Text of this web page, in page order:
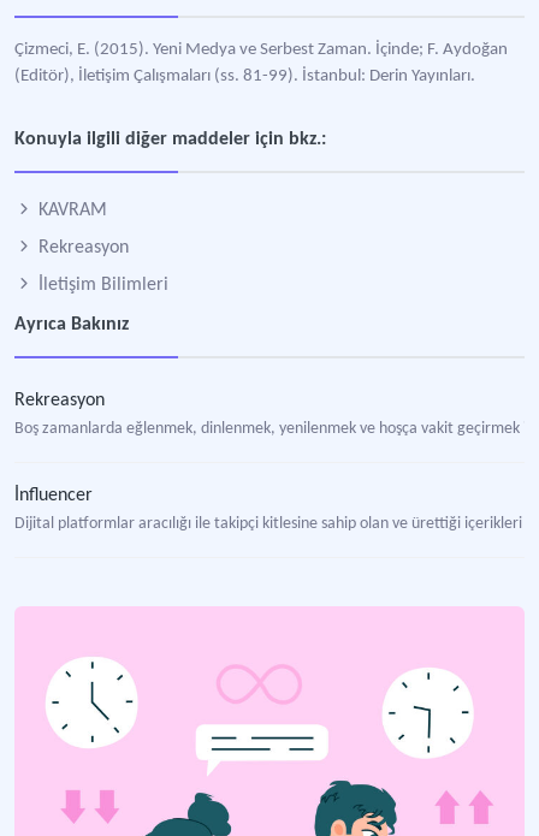
Çizmeci, E. (2015). Yeni Medya ve Serbest Zaman. İçinde; F. Aydoğan
(Editör), İletişim Çalışmaları (ss. 81-99). İstanbul: Derin Yayınları.
Konuyla ilgili diğer maddeler için bkz.:
KAVRAM
Rekreasyon
İletişim Bilimleri
Ayrıca Bakınız
Rekreasyon
Boş zamanlarda eğlenmek, dinlenmek, yenilenmek ve hoşça vakit geçirmek
İnfluencer
Dijital platformlar aracılığı ile takipçi kitlesine sahip olan ve ürettiği içerikleri